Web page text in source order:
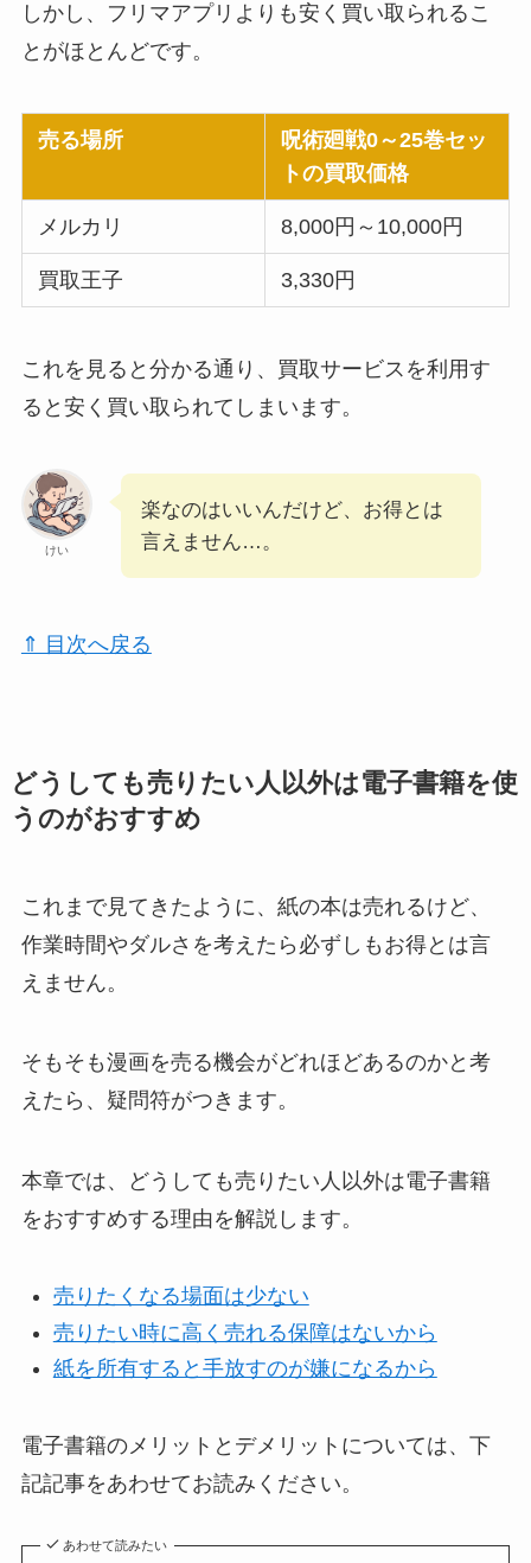
しかし、フリマアプリよりも安く買い取られるこ
とがほとんどです。
売る場所
呪術廻戦0～25巻セッ
トの買取価格
メルカリ 8,000円～10,000円
買取王子 3,330円
これを見ると分かる通り、買取サービスを利用す
ると安く買い取られてしまいます。
けい
楽なのはいいんだけど、お得とは
言えません…。
⇑ 目次へ戻る
どうしても売りたい人以外は電子書籍を使
うのがおすすめ
これまで見てきたように、紙の本は売れるけど、
作業時間やダルさを考えたら必ずしもお得とは言
えません。
そもそも漫画を売る機会がどれほどあるのかと考
えたら、疑問符がつきます。
本章では、どうしても売りたい人以外は電子書籍
をおすすめする理由を解説します。
売りたくなる場面は少ない
売りたい時に高く売れる保障はないから
紙を所有すると手放すのが嫌になるから
電子書籍のメリットとデメリットについては、下
記記事をあわせてお読みください。
あわせて読みたい